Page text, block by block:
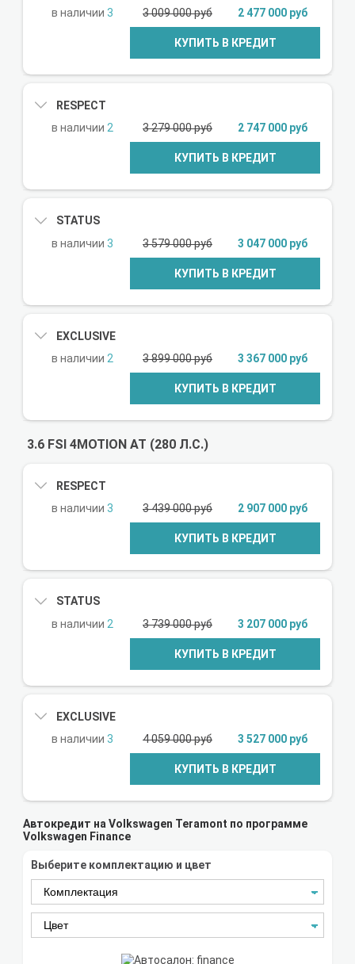
3
3 009 000 руб 2 477 000 руб
КУПИТЬ В КРЕДИТ
RESPECT
2
3 279 000 руб 2 747 000 руб
КУПИТЬ В КРЕДИТ
STATUS
3
3 579 000 руб 3 047 000 руб
КУПИТЬ В КРЕДИТ
EXCLUSIVE
2
3 899 000 руб 3 367 000 руб
КУПИТЬ В КРЕДИТ
3.6 FSI 4MOTION AT (280 Л.С.)
RESPECT
3
3 439 000 руб 2 907 000 руб
КУПИТЬ В КРЕДИТ
STATUS
2
3 739 000 руб 3 207 000 руб
КУПИТЬ В КРЕДИТ
EXCLUSIVE
3
4 059 000 руб 3 527 000 руб
КУПИТЬ В КРЕДИТ
Автокредит на Volkswagen Teramont по программе
Volkswagen Finance
Выберите комплектацию и цвет